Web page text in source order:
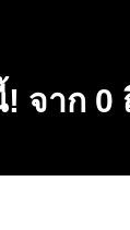
จาก 0